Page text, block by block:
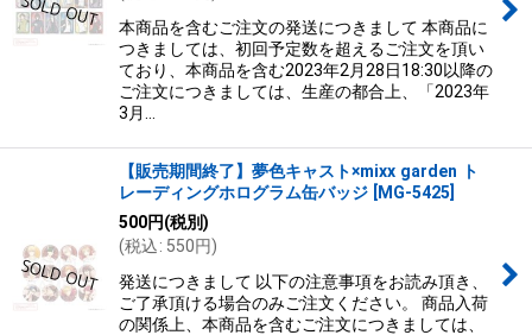
本商品を含むご注文の発送につきまして 本商品に
つきましては、初回予定数を超えるご注文を頂い
ており、本商品を含む2023年2月28日18:30以降の
ご注文につきましては、生産の都合上、「2023年
3月…
【販売期間終了】夢色キャスト×mixx garden ト
レーディングホログラム缶バッジ
MG-5425
500円(税別)
(税込: 550円)
発送につきまして 以下の注意事項をお読み頂き、
ご了承頂ける場合のみご注文ください。 商品入荷
の関係上、本商品を含むご注文につきましては、